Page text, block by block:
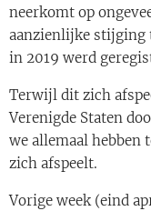
neerkomt op
aanzienlijke stijging
in 2019 werd
Terwijl dit zich
Verenigde Staten
we allemaal hebben
zich afspeelt.
Vorige week (eind